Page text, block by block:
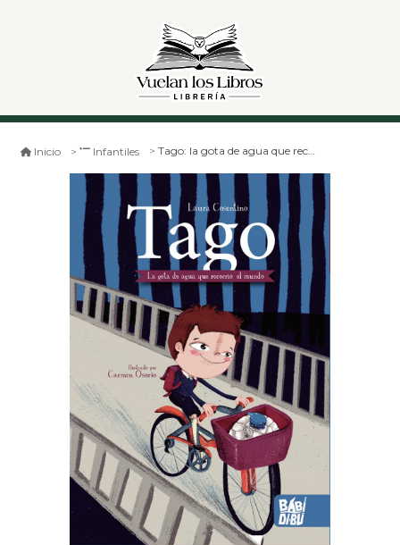
Inicio Infantiles Tago: la gota de agua que recorrió el mundo